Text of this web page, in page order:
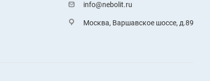
info@nebolit.ru
Москва, Варшавское шоссе, д.89